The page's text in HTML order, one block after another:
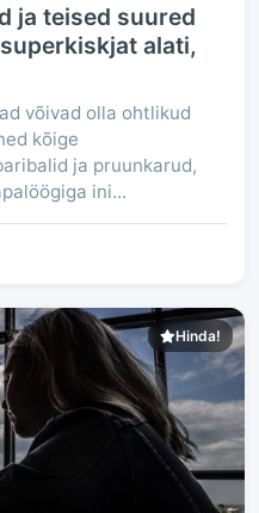
ja teised suured
alati,
võivad olla ohtlikud
kõige
ja pruunkarud,
ini...
Hinda!